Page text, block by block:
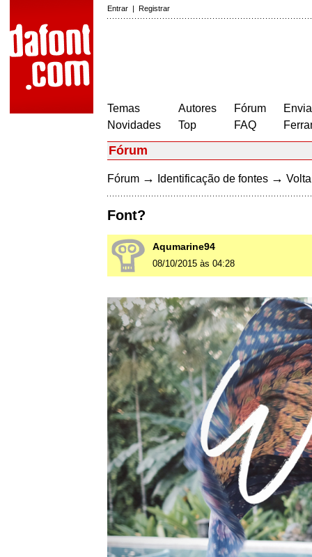
Entrar | Registrar
Temas
Novidades
Autores
Top
Fórum
FAQ
Fórum
Fórum → Identificação de fontes →
Font?
Aqumarine94
08/10/2015 às 04:28